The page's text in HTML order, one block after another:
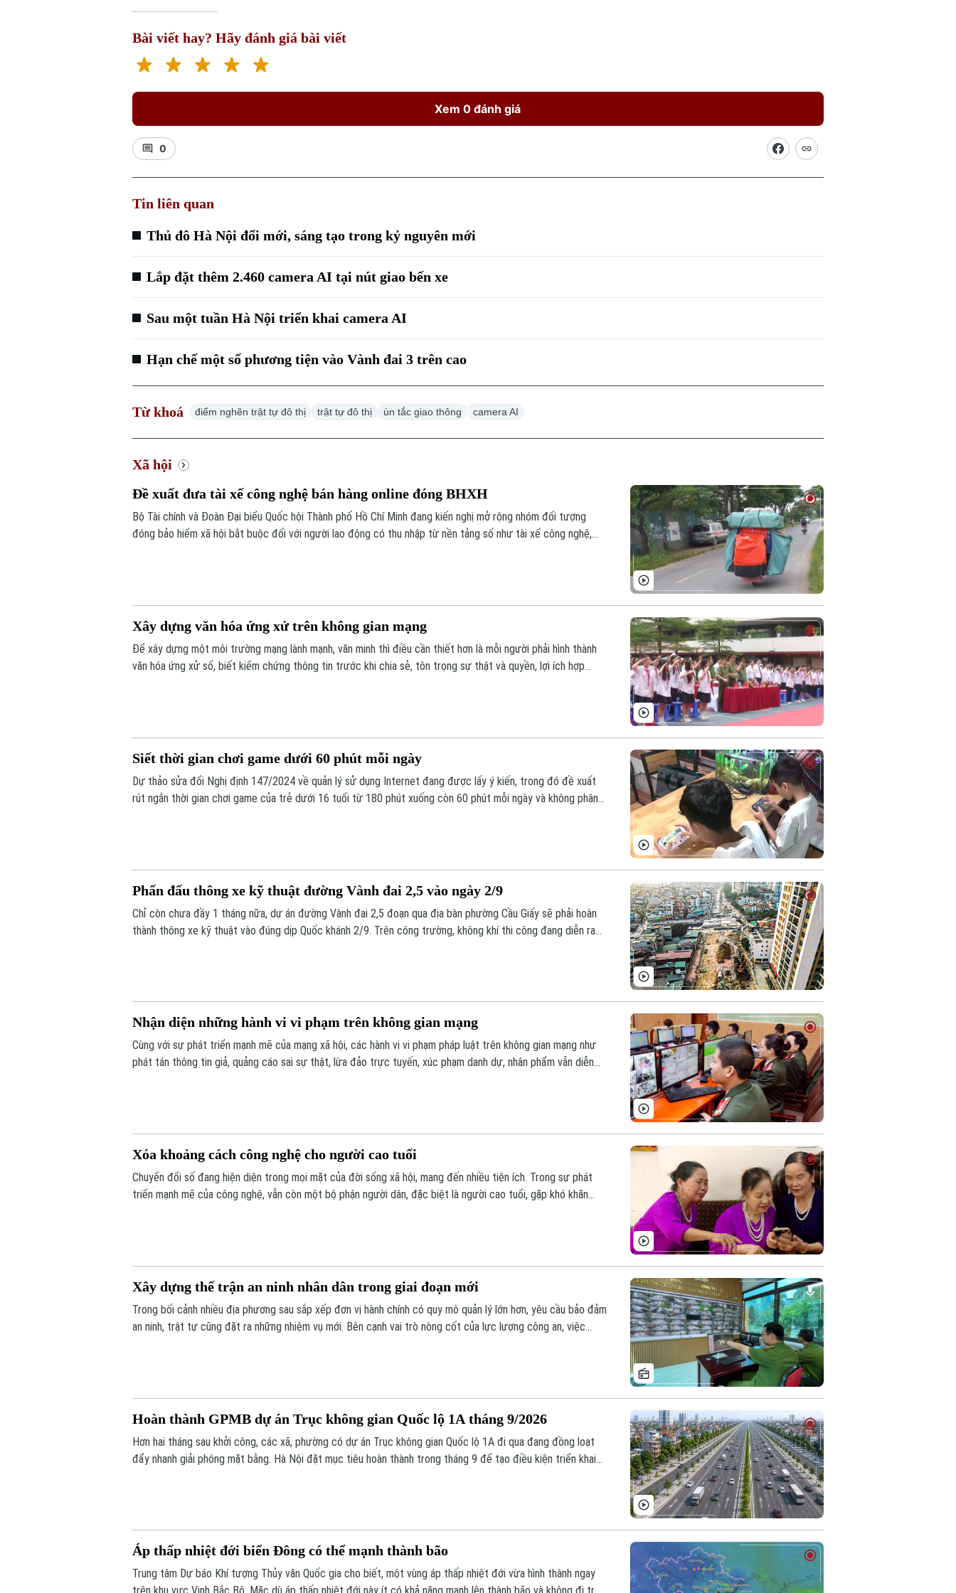
Bài viết hay? Hãy đánh giá bài viết
Xem 0 đánh giá
0
Tin liên quan
Thủ đô Hà Nội đổi mới, sáng tạo trong kỷ nguyên mới
Lắp đặt thêm 2.460 camera AI tại nút giao bến xe
Sau một tuần Hà Nội triển khai camera AI
Hạn chế một số phương tiện vào Vành đai 3 trên cao
Từ khoá điểm nghẽn trật tự đô thị trật tự đô thị ùn tắc giao thông camera AI
Xã hội
Đề xuất đưa tài xế công nghệ bán hàng online đóng BHXH
Bộ Tài chính và Đoàn Đại biểu Quốc hội Thành phố Hồ Chí Minh đang kiến nghị mở rộng nhóm đối tượng
đóng bảo hiểm xã hội bắt buộc đối với người lao động có thu nhập từ nền tảng số như tài xế công nghệ,
Xây dựng văn hóa ứng xử trên không gian mạng
Để xây dựng một môi trường mạng lành mạnh, văn minh thì điều cần thiết hơn là mỗi người phải hình thành
văn hóa ứng xử số, biết kiểm chứng thông tin trước khi chia sẻ, tôn trọng sự thật và quyền, lợi ích hợp
Siết thời gian chơi game dưới 60 phút mỗi ngày
Dự thảo sửa đổi Nghị định 147/2024 về quản lý sử dụng Internet đang được lấy ý kiến, trong đó đề xuất
rút ngắn thời gian chơi game của trẻ dưới 16 tuổi từ 180 phút xuống còn 60 phút mỗi ngày và không phân
Phấn đấu thông xe kỹ thuật đường Vành đai 2,5 vào ngày 2/9
Chỉ còn chưa đầy 1 tháng nữa, dự án đường Vành đai 2,5 đoạn qua địa bàn phường Cầu Giấy sẽ phải hoàn
thành thông xe kỹ thuật vào đúng dịp Quốc khánh 2/9. Trên công trường, không khí thi công đang diễn ra
Nhận diện những hành vi vi phạm trên không gian mạng
Cùng với sự phát triển mạnh mẽ của mạng xã hội, các hành vi vi phạm pháp luật trên không gian mạng như
phát tán thông tin giả, quảng cáo sai sự thật, lừa đảo trực tuyến, xúc phạm danh dự, nhân phẩm vẫn diễn
Xóa khoảng cách công nghệ cho người cao tuổi
Chuyển đổi số đang hiện diện trong mọi mặt của đời sống xã hội, mang đến nhiều tiện ích. Trong sự phát
triển mạnh mẽ của công nghệ, vẫn còn một bộ phận người dân, đặc biệt là người cao tuổi, gặp khó khăn
Xây dựng thế trận an ninh nhân dân trong giai đoạn mới
Trong bối cảnh nhiều địa phương sau sắp xếp đơn vị hành chính có quy mô quản lý lớn hơn, yêu cầu bảo đảm
an ninh, trật tự cũng đặt ra những nhiệm vụ mới. Bên cạnh vai trò nòng cốt của lực lượng công an, việc
Hoàn thành GPMB dự án Trục không gian Quốc lộ 1A tháng 9/2026
Hơn hai tháng sau khởi công, các xã, phường có dự án Trục không gian Quốc lộ 1A đi qua đang đồng loạt
đẩy nhanh giải phóng mặt bằng. Hà Nội đặt mục tiêu hoàn thành trong tháng 9 để tạo điều kiện triển khai
Áp thấp nhiệt đới biển Đông có thể mạnh thành bão
Trung tâm Dự báo Khí tượng Thủy văn Quốc gia cho biết, một vùng áp thấp nhiệt đới vừa hình thành ngay